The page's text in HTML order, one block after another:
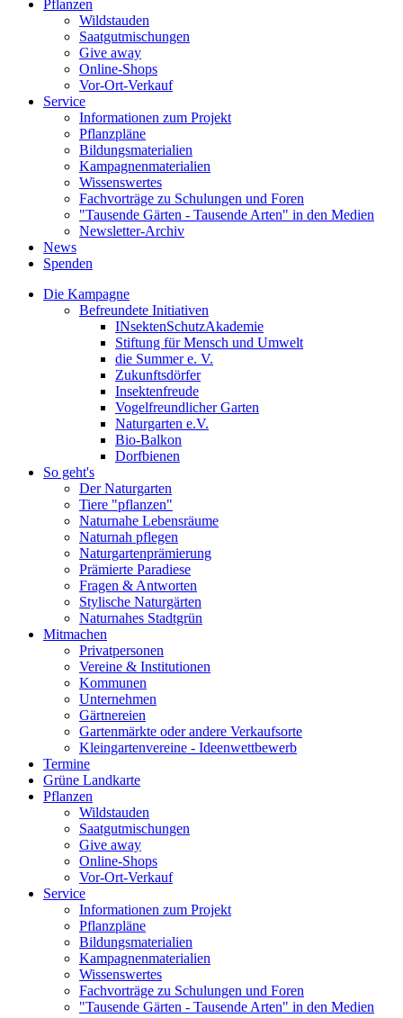
Pflanzen
Wildstauden
Saatgutmischungen
Give away
Online-Shops
Vor-Ort-Verkauf
Service
Informationen zum Projekt
Pflanzpläne
Bildungsmaterialien
Kampagnenmaterialien
Wissenswertes
Fachvorträge zu Schulungen und Foren
"Tausende Gärten - Tausende Arten" in den Medien
Newsletter-Archiv
News
Spenden
Die Kampagne
Befreundete Initiativen
INsektenSchutzAkademie
Stiftung für Mensch und Umwelt
die Summer e. V.
Zukunftsdörfer
Insektenfreude
Vogelfreundlicher Garten
Naturgarten e.V.
Bio-Balkon
Dorfbienen
So geht's
Der Naturgarten
Tiere "pflanzen"
Naturnahe Lebensräume
Naturnah pflegen
Naturgartenprämierung
Prämierte Paradiese
Fragen & Antworten
Stylische Naturgärten
Naturnahes Stadtgrün
Mitmachen
Privatpersonen
Vereine & Institutionen
Kommunen
Unternehmen
Gärtnereien
Gartenmärkte oder andere Verkaufsorte
Kleingartenvereine - Ideenwettbewerb
Termine
Grüne Landkarte
Pflanzen
Wildstauden
Saatgutmischungen
Give away
Online-Shops
Vor-Ort-Verkauf
Service
Informationen zum Projekt
Pflanzpläne
Bildungsmaterialien
Kampagnenmaterialien
Wissenswertes
Fachvorträge zu Schulungen und Foren
"Tausende Gärten - Tausende Arten" in den Medien